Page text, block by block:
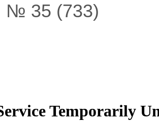
№ 35 (733)